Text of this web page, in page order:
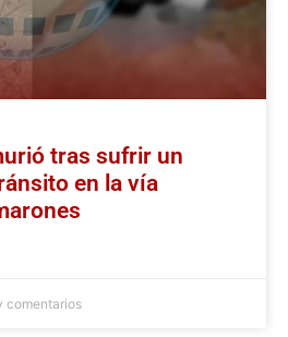
tras sufrir un
en la vía
comentarios